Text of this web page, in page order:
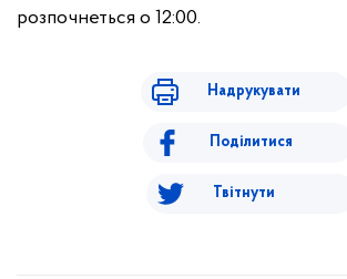
розпочнеться о 12:00.
Надрукувати
Поділитися
Твітнути